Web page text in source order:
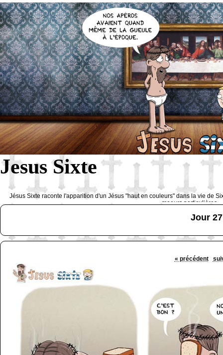
Jesus Sixte
Jésus Sixte raconte l'apparition d'un Jésus "haut en couleurs" dans la vie de
moeurs particulières
Jour 27
« précédent